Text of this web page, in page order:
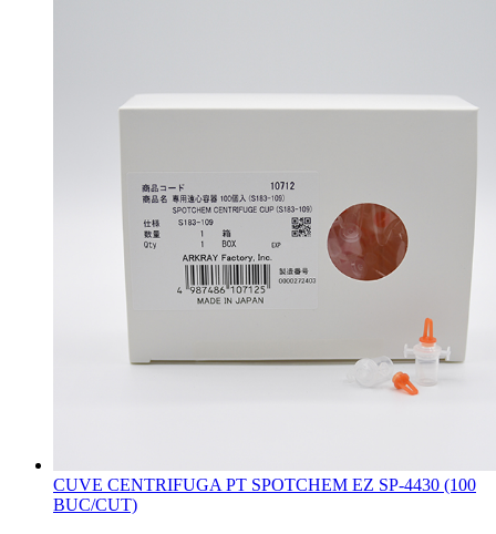
CUVE CENTRIFUGA PT SPOTCHEM EZ SP-4430 (100
BUC/CUT)